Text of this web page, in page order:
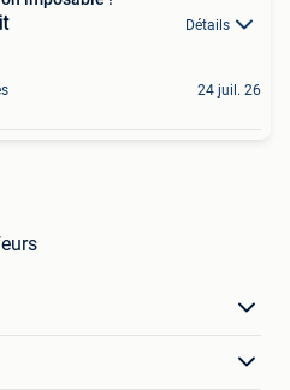
Détails
24 juil. 26